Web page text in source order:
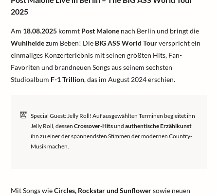
2025
Am 18.08.2025 kommt Post Malone nach Berlin und bringt die
Wuhlheidezum Beben! Die BIG ASS World Tourverspricht ein
einmaliges Konzerterlebnis mit seinen größten Hits, Fan-
Favoriten und brandneuen Songs aus seinem sechsten
Studioalbum F-1 Trillion, das im August 2024 erschien.
Special Guest: Jelly Roll! Auf ausgewählten Terminen begleitet ihn
Jelly Roll, dessen Crossover-Hitsund authentische Erzählkunst
ihn zu einer der spannendsten Stimmen der modernen Country-
Musik machen.
Mit Songs wieCircles, Rockstar und Sunflowersowie neuen